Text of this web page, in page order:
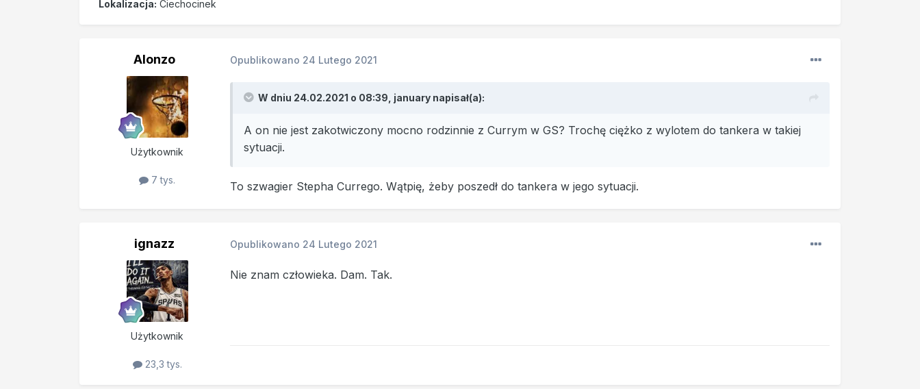
Lokalizacja: Ciechocinek
Alonzo
Użytkownik
7 tys.
Opublikowano 24 Lutego 2021
W dniu 24.02.2021 o 08:39, januarynapisał(a):
A on nie jest zakotwiczony mocno rodzinnie z Currym w GS? Trochę ciężko z wylotem do tankera w takiej
sytuacji.
To szwagier Stepha Currego. Wątpię, żeby poszedł do tankera w jego sytuacji.
ignazz
Użytkownik
23,3 tys.
Opublikowano 24 Lutego 2021
Nie znam człowieka. Dam. Tak.